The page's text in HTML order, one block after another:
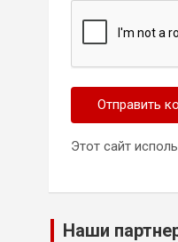
Этот сайт
Наши